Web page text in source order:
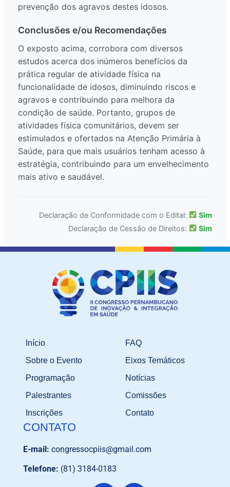
prevenção dos agravos destes idosos.
Conclusões e/ou Recomendações
O exposto acima, corrobora com diversos
estudos acerca dos inúmeros benefícios da
prática regular de atividade física na
funcionalidade de idosos, diminuindo riscos e
agravos e contribuindo para melhora da
condição de saúde. Portanto, grupos de
atividades física comunitários, devem ser
estimulados e ofertados na Atenção Primária à
Saúde, para que mais usuários tenham acesso à
estratégia, contribuindo para um envelhecimento
mais ativo e saudável.
Declaração de Conformidade com o Edital:
Sim
Declaração de Cessão de Direitos:
Sim
Início
Sobre o Evento
Programação
Palestrantes
Inscrições
FAQ
Eixos Temáticos
Notícias
Comissões
Contato
CONTATO
E-mail: congressocpiis@gmail.com
Telefone: (81) 3184-0183